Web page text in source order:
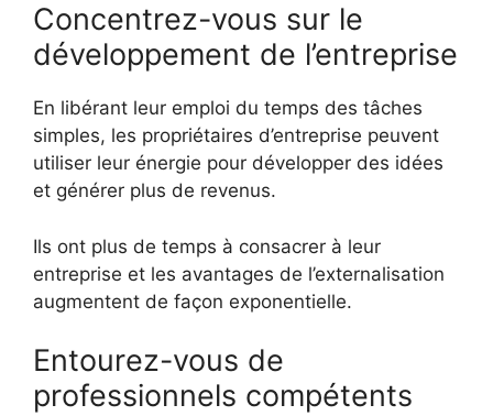
Concentrez-vous sur le
développement de l’entreprise
En libérant leur emploi du temps des tâches
simples, les propriétaires d’entreprise peuvent
utiliser leur énergie pour développer des idées
et générer plus de revenus.
Ils ont plus de temps à consacrer à leur
entreprise et les avantages de l’externalisation
augmentent de façon exponentielle.
Entourez-vous de
professionnels compétents